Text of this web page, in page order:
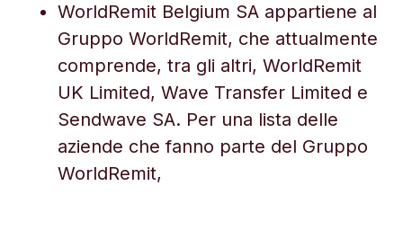
WorldRemit Belgium SA appartiene al
Gruppo WorldRemit, che attualmente
comprende, tra gli altri, WorldRemit
UK Limited, Wave Transfer Limited e
Sendwave SA. Per una lista delle
aziende che fanno parte del Gruppo
WorldRemit,